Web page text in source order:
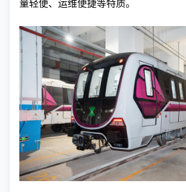
量轻便、运维便捷等特质。